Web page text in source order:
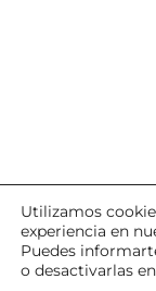
Utilizamos
experiencia en
Puedes
o desactivarlas